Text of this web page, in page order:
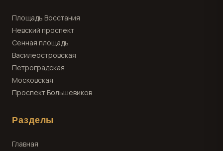
Площадь Восстания
Невский проспект
Сенная площадь
Василеостровская
Петроградская
Московская
Проспект Большевиков
Разделы
Главная